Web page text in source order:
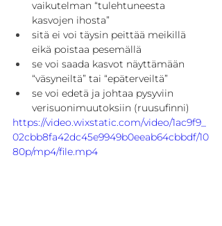
vaikutelman “tulehtuneesta
kasvojen ihosta”
sitä ei voi täysin peittää meikillä
eikä poistaa pesemällä
se voi saada kasvot näyttämään
“väsyneiltä” tai “epäterveiltä”
se voi edetä ja johtaa pysyviin
verisuonimuutoksiin (ruusufinni)
https://video.wixstatic.com/video/1ac9f9_
02cbb8fa42dc45e9949b0eeab64cbbdf/10
80p/mp4/file.mp4